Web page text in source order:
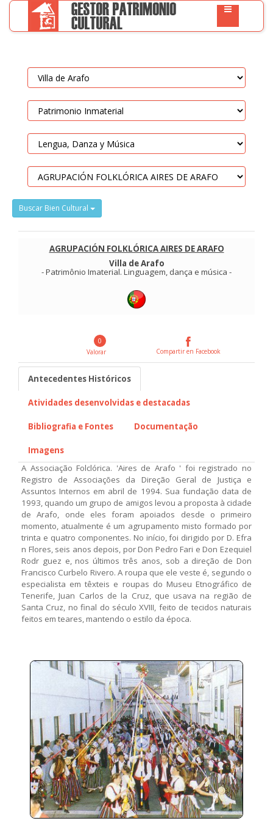
Buscar Bien Cultural
AGRUPACIÓN FOLKLÓRICA AIRES DE ARAFO
Villa de Arafo
-Patrimônio Imaterial. Linguagem, dança e música -
0
Valorar
Compartir en Facebook
Antecedentes Históricos
Atividades desenvolvidas e destacadas
Bibliografia e Fontes Documentação
Imagens
A Associação Folclórica. 'Aires de Arafo ' foi registrado no
Registro de Associações da Direção Geral de Justiça e
Assuntos Internos em abril de 1994. Sua fundação data de
1993, quando um grupo de amigos levou a proposta à cidade
de Arafo, onde eles foram apoiados desde o primeiro
momento, atualmente é um agrupamento misto formado por
trinta e quatro componentes. No início, foi dirigido por D. Efra
n Flores, seis anos depois, por Don Pedro Fari e Don Ezequiel
Rodr guez e, nos últimos três anos, sob a direção de Don
Francisco Curbelo Rivero. A roupa que ele veste é, segundo o
especialista em têxteis e roupas do Museu Etnográfico de
Tenerife, Juan Carlos de la Cruz, que usava na região de
Santa Cruz, no final do século XVIII, feito de tecidos naturais
feitos em teares, mantendo o estilo da época.